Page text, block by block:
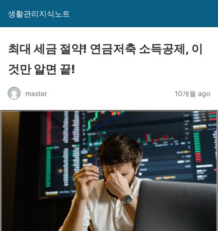
생활관리지식노트
최대 세금 절약! 연금저축 소득공제, 이
것만 알면 끝!
master 10개월 ago